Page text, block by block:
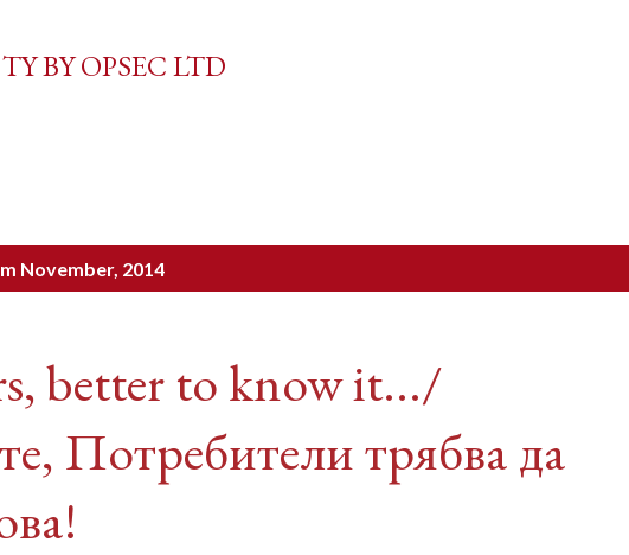
BY OPSEC LTD
November, 2014
better to know it.../
Потребители трябва да